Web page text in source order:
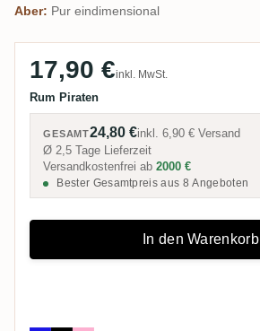
Aber: Pur eindimensional
17,90 €inkl. MwSt.
Rum Piraten
GESAMT24,80 €inkl.6,90 € Versand
Ø 2,5 Tage Lieferzeit
Versandkostenfrei ab 2000 €
Bester Gesamtpreis aus 8 Angeboten
In den Warenkorb